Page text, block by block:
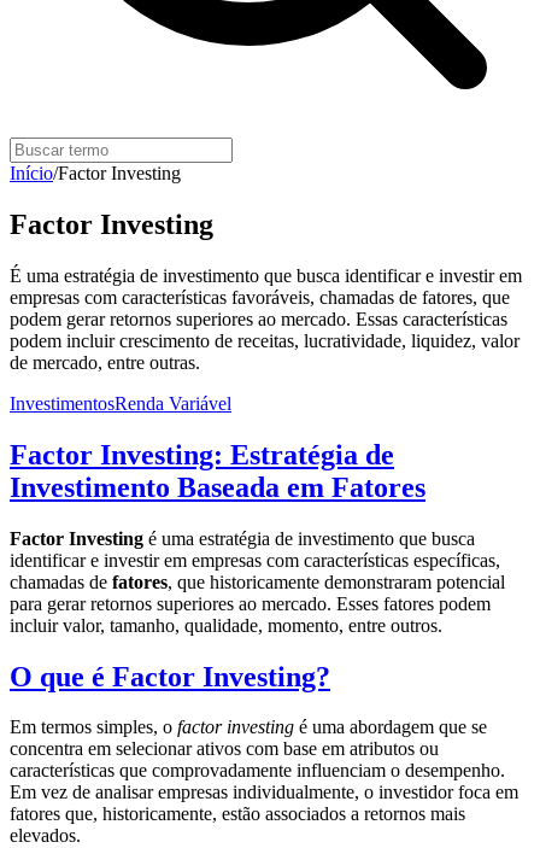
Início/Factor Investing
Factor Investing
É uma estratégia de investimento que busca identificar e investir em
empresas com características favoráveis, chamadas de fatores, que
podem gerar retornos superiores ao mercado. Essas características
podem incluir crescimento de receitas, lucratividade, liquidez, valor
de mercado, entre outras.
InvestimentosRenda Variável
Factor Investing: Estratégia de
Investimento Baseada em Fatores
Factor Investing é uma estratégia de investimento que busca
identificar e investir em empresas com características específicas,
chamadas de fatores, que historicamente demonstraram potencial
para gerar retornos superiores ao mercado. Esses fatores podem
incluir valor, tamanho, qualidade, momento, entre outros.
O que é Factor Investing?
Em termos simples, o factor investing é uma abordagem que se
concentra em selecionar ativos com base em atributos ou
características que comprovadamente influenciam o desempenho.
Em vez de analisar empresas individualmente, o investidor foca em
fatores que, historicamente, estão associados a retornos mais
elevados.